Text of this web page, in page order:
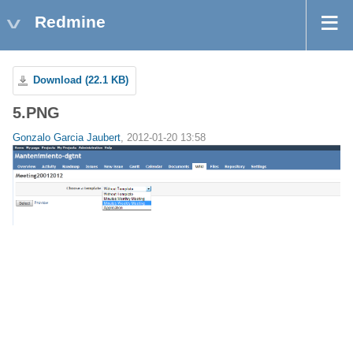
Redmine
Download (22.1 KB)
5.PNG
Gonzalo Garcia Jaubert, 2012-01-20 13:58